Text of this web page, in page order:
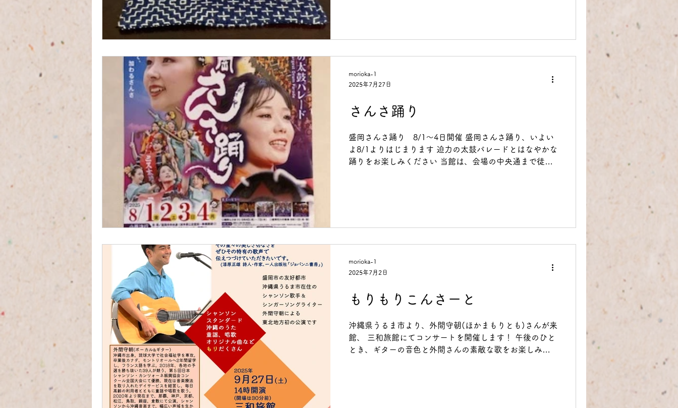
さんさ踊り
盛岡さんさ踊り 8/1～4日開催 盛岡さんさ踊り、いよい
よ8/1よりはじまります 迫力の太鼓パレードとはなやかな
踊りをお楽しみください 当館は、会場の中央通まで徒歩5
morioka-1
2025年7月27日
もりもりこんさーと
沖縄県うるま市より、外間守朝(ほかまもりとも)さんが来
館、 三和旅館にてコンサートを開催します！ 午後のひと
とき、ギターの音色と外間さんの素敵な歌をお楽しみく
morioka-1
2025年7月2日